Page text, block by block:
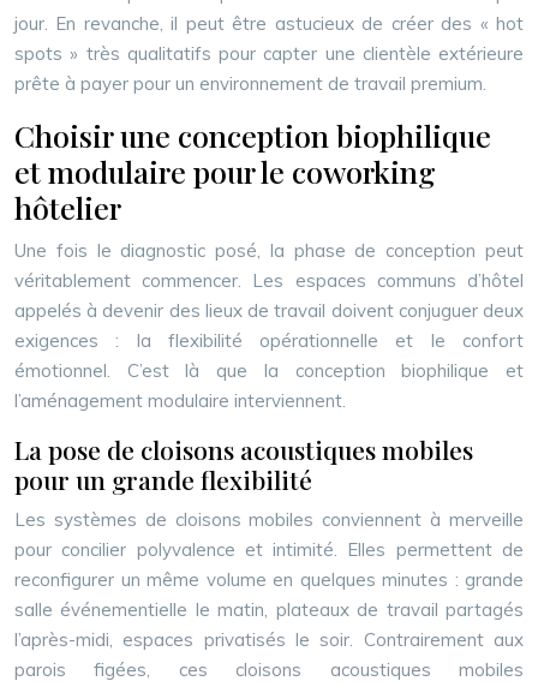
jour. En revanche, il peut être astucieux de créer des « hot
spots » très qualitatifs pour capter une clientèle extérieure
prête à payer pour un environnement de travail premium.
Choisir une conception biophilique
et modulaire pour le coworking
hôtelier
Une fois le diagnostic posé, la phase de conception peut
véritablement commencer. Les espaces communs d’hôtel
appelés à devenir des lieux de travail doivent conjuguer deux
exigences : la flexibilité opérationnelle et le confort
émotionnel. C’est là que la conception biophilique et
l’aménagement modulaire interviennent.
La pose de cloisons acoustiques mobiles
pour un grande flexibilité
Les systèmes de cloisons mobiles conviennent à merveille
pour concilier polyvalence et intimité. Elles permettent de
reconfigurer un même volume en quelques minutes : grande
salle événementielle le matin, plateaux de travail partagés
l’après-midi, espaces privatisés le soir. Contrairement aux
parois figées, ces cloisons acoustiques mobiles